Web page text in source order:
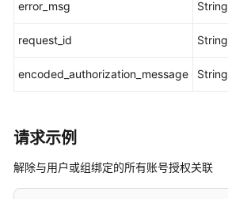
配
态
-
error_msg String
request_id String
encoded_authorization_message String
请求示例
解除与用户或组绑定的所有账号授权关联